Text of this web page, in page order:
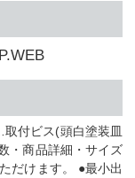
P.WEB
付ビス(頭白塗装皿
・商品詳細・サイズ
だけます。 ●最小出